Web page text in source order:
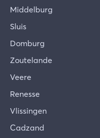
Middelburg
Sluis
Domburg
Zoutelande
Veere
Renesse
Vlissingen
Cadzand